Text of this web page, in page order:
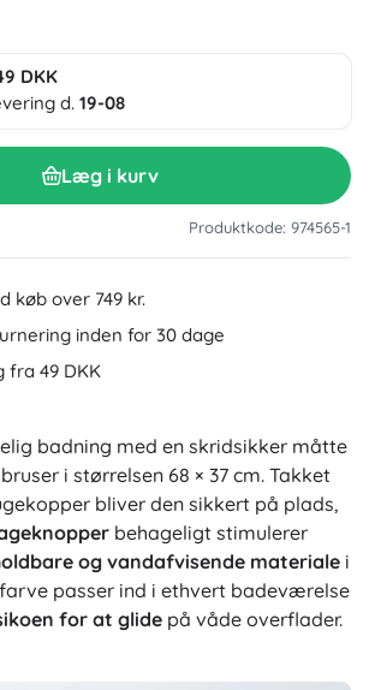
DKK
d. 19-08
Læg i kurv
Produktkode: 974565-1
køb over 749 kr.
inden for 30 dage
fra 49 DKK
badning med en skridsikker måtte
i størrelsen 68 × 37 cm. Takket
bliver den sikkert på plads,
behageligt stimulerer
og vandafvisende materiale i
passer ind i ethvert badeværelse
for at glide på våde overflader.